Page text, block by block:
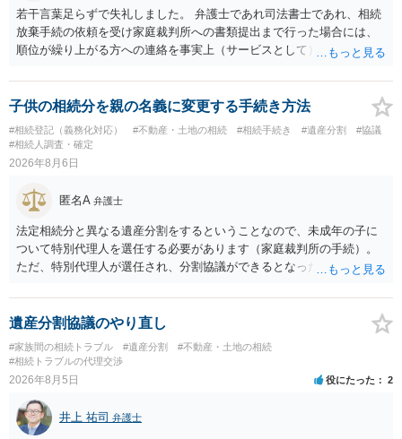
若干言葉足らずで失礼しました。 弁護士であれ司法書士であれ、相続
放棄手続の依頼を受け家庭裁判所への書類提出まで行った場合には、
順位が繰り上がる方への連絡を事実上（サービスとして）行うことは
できない、という意味でした。
子供の相続分を親の名義に変更する手続き方法
#相続登記（義務化対応） #不動産・土地の相続 #相続手続き #遺産分割
#協議
#相続人調査・確定
2026年8月6日
匿名A 弁護士
法定相続分と異なる遺産分割をするということなので、未成年の子に
ついて特別代理人を選任する必要があります（家庭裁判所の手続）。
ただ、特別代理人が選任され、分割協議ができるとなったとしても、
の権利も守られなければならないからです。 相続財産全体で、未成年
者の権利が守られているかどうかを判断しなければなりません。 単
に、未成年者を今後養育するのは、自分だからという理由では、法定
相続分以上に多くの遺産を取得することができるというわけではあり
ません。
遺産分割協議のやり直し
#家族間の相続トラブル #遺産分割
#不動産・土地の相続
#相続トラブルの代理交渉
2026年8月5日 役にたった 2
井上 祐司 弁護士